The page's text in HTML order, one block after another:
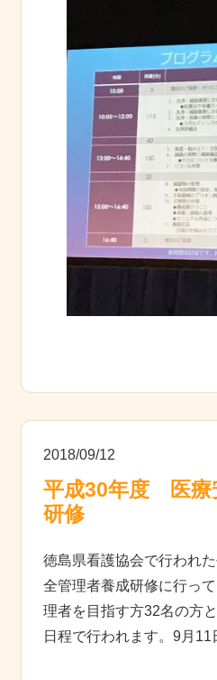
2018/09/12
平成30年度 医療
研修
徳島県看護協会で行われ
全管理者養成研修に行っ
理者を目指す方32名の方
日程で行われます。9月11